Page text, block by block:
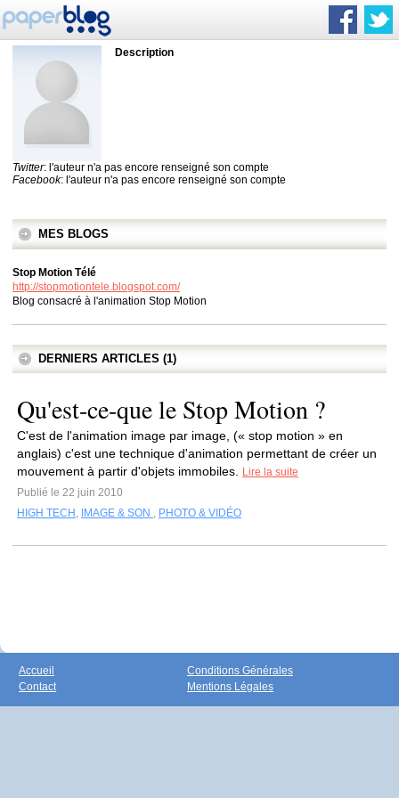
Description
Twitter: l'auteur n'a pas encore renseigné son compte
Facebook: l'auteur n'a pas encore renseigné son compte
MES BLOGS
Stop Motion Télé
http://stopmotiontele.blogspot.com/
Blog consacré à l'animation Stop Motion
DERNIERS ARTICLES (1)
Qu'est-ce-que le Stop Motion ?
C'est de l'animation image par image, (« stop motion » en
anglais) c'est une technique d'animation permettant de créer un
mouvement à partir d'objets immobiles.
Lire la suite
Publié le 22 juin 2010
HIGH TECH , IMAGE & SON , PHOTO & VIDÉO
Accueil
Contact
Conditions Générales
Mentions Légales